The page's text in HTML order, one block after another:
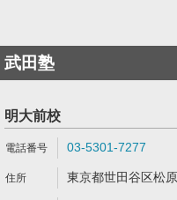
武田塾
明大前校
03-5301-7277
東京都世田谷区松